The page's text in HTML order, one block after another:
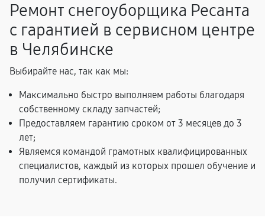
Ремонт снегоуборщика Ресанта
с гарантией в сервисном центре
в Челябинске
Выбирайте нас, так как мы:
Максимально быстро выполняем работы благодаря
собственному складу запчастей;
Предоставляем гарантию сроком от 3 месяцев до 3
лет;
Являемся командой грамотных квалифицированных
специалистов, каждый из которых прошел обучение и
получил сертификаты.